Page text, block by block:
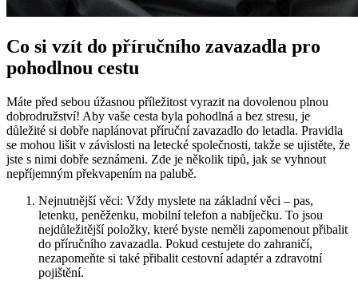
Co si vzít do příručního zavazadla pro
pohodlnou cestu
Máte před sebou úžasnou příležitost vyrazit na dovolenou plnou
dobrodružství! Aby vaše cesta byla pohodlná a bez stresu, je
důležité si dobře naplánovat příruční zavazadlo do letadla. Pravidla
se mohou lišit v závislosti na letecké společnosti, takže se ujistěte, že
jste s nimi dobře seznámeni. Zde je několik tipů, jak se vyhnout
nepříjemným překvapením na palubě.
Nejnutnější věci: Vždy myslete na základní věci – pas,
letenku, peněženku, mobilní telefon a nabíječku. To jsou
nejdůležitější položky, které byste neměli zapomenout přibalit
do příručního zavazadla. Pokud cestujete do zahraničí,
nezapomeňte si také přibalit cestovní adaptér a zdravotní
pojištění.